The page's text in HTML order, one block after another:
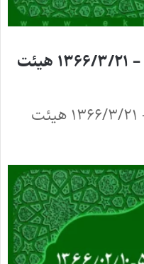
رای وحدت رویه شماره ۵۰۵ – ۱۳۶۶/۳/۲۱ هیئت
رای وحدت رویه شماره ۵۰۵ - ۱۳۶۶/۳/۲۱ هیئت